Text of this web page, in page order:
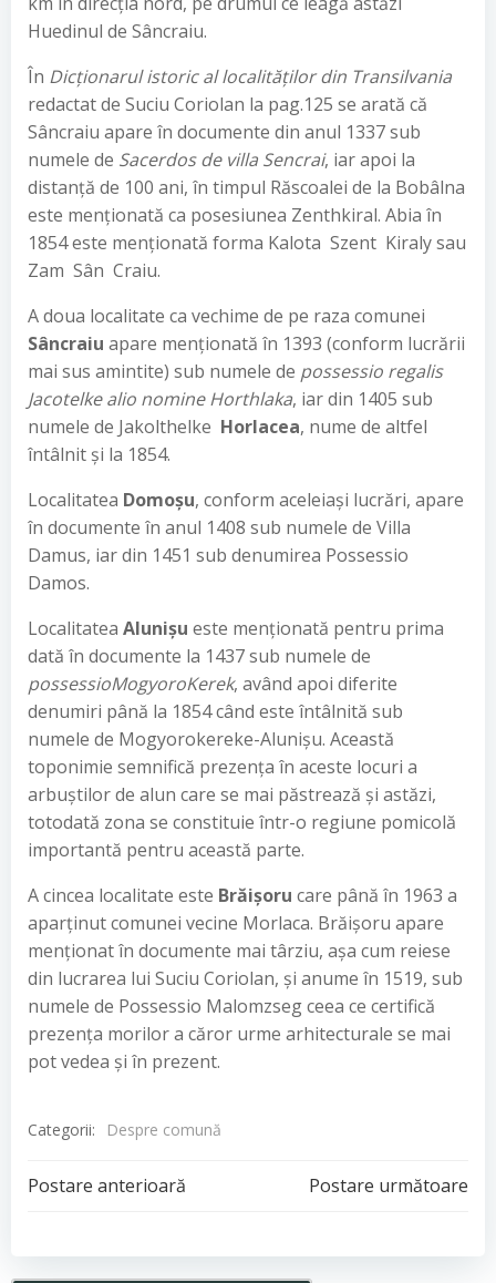
Huedinul de Sâncraiu.
În Dicţionarul istoric al localităţilor din Transilvania
redactat de Suciu Coriolan la pag.125 se arată că
Sâncraiu apare în documente din anul 1337 sub
numele de Sacerdos de villa Sencrai, iar apoi la
distanţă de 100 ani, în timpul Răscoalei de la Bobâlna
este menţionată ca posesiunea Zenthkiral. Abia în
1854 este menţionată forma Kalota  Szent  Kiraly sau
Zam  Sân  Craiu.
A doua localitate ca vechime de pe raza comunei
Sâncraiu apare menţionată în 1393 (conform lucrării
mai sus amintite) sub numele de possessio regalis
Jacotelke alio nomine Horthlaka, iar din 1405 sub
numele de Jakolthelke  Horlacea, nume de altfel
întâlnit şi la 1854.
Localitatea Domoşu, conform aceleiaşi lucrări, apare
în documente în anul 1408 sub numele de Villa
Damus, iar din 1451 sub denumirea Possessio
Damos.
Localitatea Alunişu este menţionată pentru prima
dată în documente la 1437 sub numele de
possessioMogyoroKerek, având apoi diferite
denumiri până la 1854 când este întâlnită sub
numele de Mogyorokereke-Alunişu. Această
toponimie semnifică prezenţa în aceste locuri a
arbuştilor de alun care se mai păstrează şi astăzi,
totodată zona se constituie într-o regiune pomicolă
importantă pentru această parte.
A cincea localitate este Brăişoru care până în 1963 a
aparţinut comunei vecine Morlaca. Brăişoru apare
menţionat în documente mai târziu, aşa cum reiese
din lucrarea lui Suciu Coriolan, şi anume în 1519, sub
numele de Possessio Malomzseg ceea ce certifică
prezenţa morilor a căror urme arhitecturale se mai
pot vedea şi în prezent.
Categorii: Despre comună
Post
navigation
Postare anterioară
Post
navigation
Postare următoare